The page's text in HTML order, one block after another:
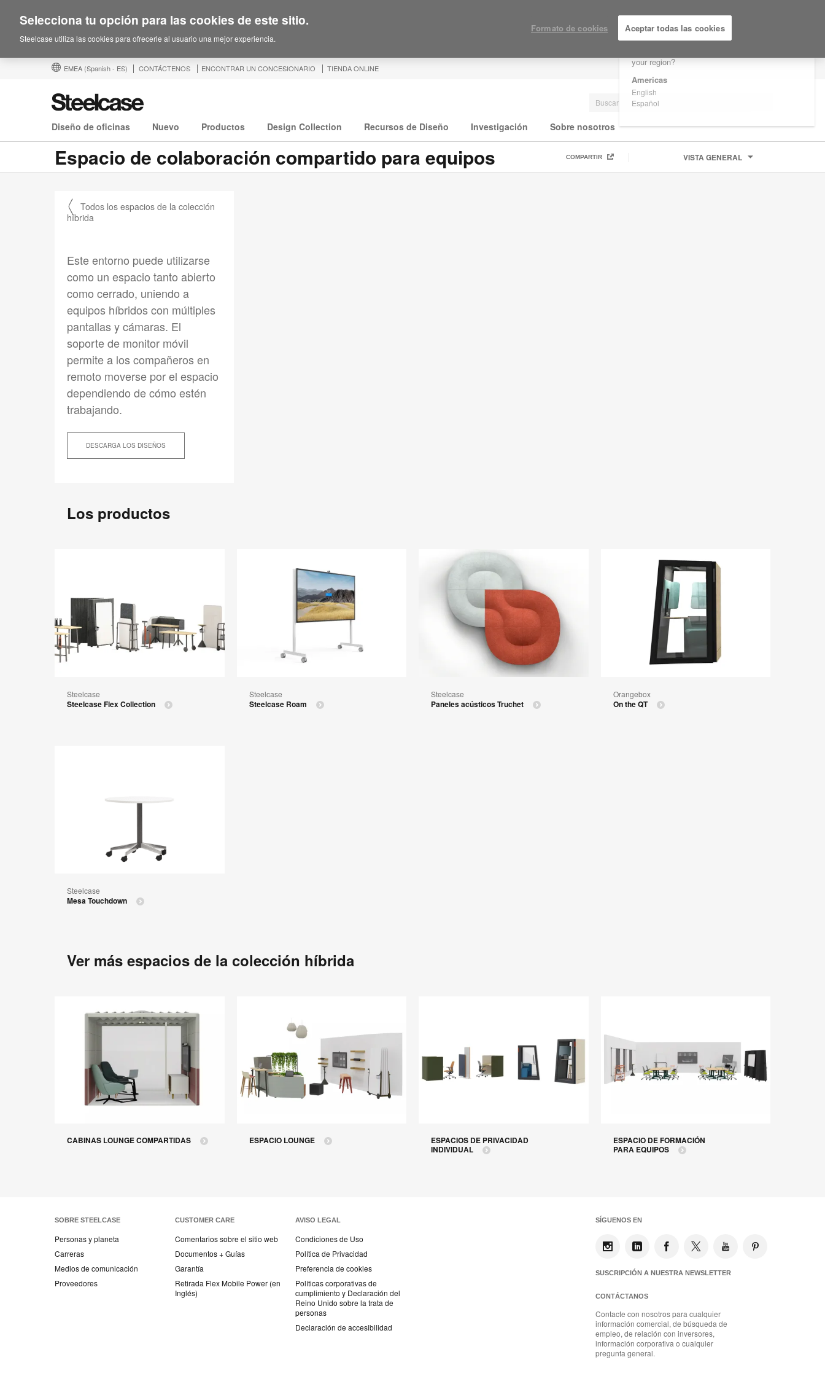
Are you in United States?
your region?
Americas
English
Español
EMEA (Spanish - ES) CONTÁCTENOS ENCONTRAR UN CONCESIONARIO TIENDA ONLINE
Diseño de oficinas Nuevo Productos Design Collection Recursos de Diseño Investigación Sobre nosotros
Espacio de colaboración compartido para equipos VISTA GENERAL
COMPARTIR
〱 Todos los espacios de la colección
híbrida
Este entorno puede utilizarse
como un espacio tanto abierto
como cerrado, uniendo a
equipos híbridos con múltiples
pantallas y cámaras. El
soporte de monitor móvil
permite a los compañeros en
remoto moverse por el espacio
dependiendo de cómo estén
trabajando.
DESCARGA LOS DISEÑOS
Los productos
Steelcase
Steelcase Flex Collection
Steelcase
Steelcase Roam
Steelcase
Paneles acústicos Truchet
Orangebox
On the QT
Steelcase
Mesa Touchdown
Ver más espacios de la colección híbrida
CABINAS LOUNGE COMPARTIDAS ESPACIO LOUNGE
ESPACIOS DE PRIVACIDAD
INDIVIDUAL
ESPACIO DE FORMACIÓN
PARA EQUIPOS
SOBRE STEELCASE
Personas y planeta
Carreras
Medios de comunicación
Proveedores
CUSTOMER CARE
Comentarios sobre el sitio web
Documentos + Guías
Garantía
Retirada Flex Mobile Power (en
Inglés)
AVISO LEGAL
Condiciones de Uso
Política de Privacidad
Preferencia de cookies
Políticas corporativas de
cumplimiento y Declaración del
Reino Unido sobre la trata de
personas
Declaración de accesibilidad
SÍGUENOS EN
SUSCRIPCIÓN A NUESTRA NEWSLETTER
CONTÁCTANOS
Contacte con nosotros para cualquier
información comercial, de búsqueda de
empleo, de relación con inversores,
información corporativa o cualquier
pregunta general.
Selecciona tu opción para las cookies de este sitio.
Steelcase utiliza las cookies para ofrecerle al usuario una mejor experiencia.
Formato de cookies Aceptar todas las cookies